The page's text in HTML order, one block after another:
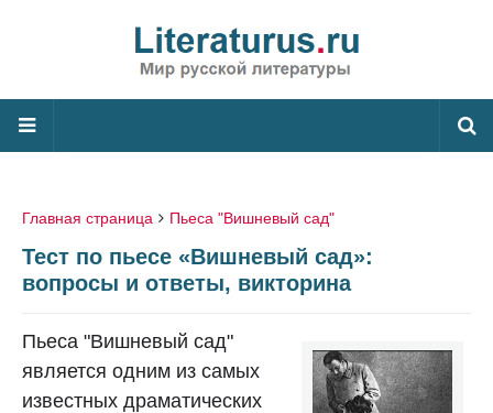
Главная страница Пьеса "Вишневый сад"
Тест по пьесе «Вишневый сад»:
вопросы и ответы, викторина
Пьеса "Вишневый сад"
является одним из самых
известных драматических